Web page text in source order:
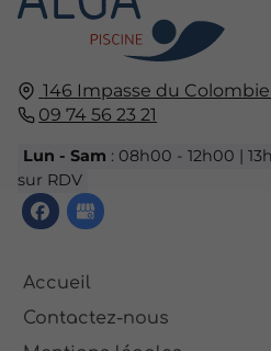
146 Impasse du
09 74 56 23 21
Lun - Sam : 08h00 - 12h00 |
sur RDV
Accueil
Contactez-nous